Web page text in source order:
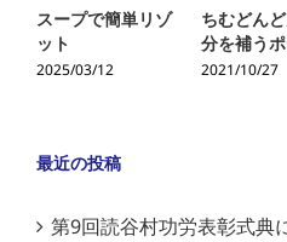
スープで簡単リゾ
ット
2025/03/12
ちむどん
分を補う
2021/10/27
最近の投稿
第9回読谷村功労表彰式典